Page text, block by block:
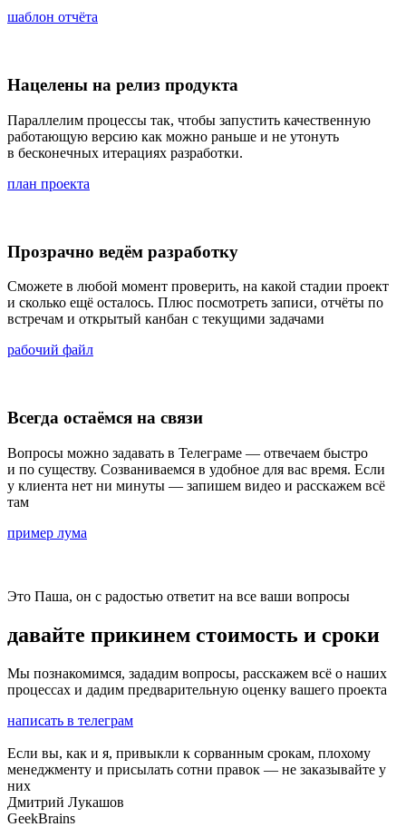
шаблон отчёта
Нацелены на релиз продукта
Параллелим процессы так, чтобы запустить качественную
работающую версию как можно раньше и не утонуть
в бесконечных итерациях разработки.
план проекта
Прозрачно ведём разработку
Сможете в любой момент проверить, на какой стадии проект
и сколько ещё осталось. Плюс посмотреть записи, отчёты по
встречам и открытый канбан с текущими задачами
рабочий файл
Всегда остаёмся на связи
Вопросы можно задавать в Телеграме — отвечаем быстро
и по существу. Созваниваемся в удобное для вас время. Если
у клиента нет ни минуты — запишем видео и расскажем всё
там
пример лума
Это Паша, он с радостью ответит на все ваши вопросы
давайте прикинем стоимость и сроки
Мы познакомимся, зададим вопросы, расскажем всё о наших
процессах и дадим предварительную оценку вашего проекта
написать в телеграм
Если вы, как и я, привыкли к сорванным срокам, плохому
менеджменту и присылать сотни правок — не заказывайте у
них
Дмитрий Лукашов
GeekBrains